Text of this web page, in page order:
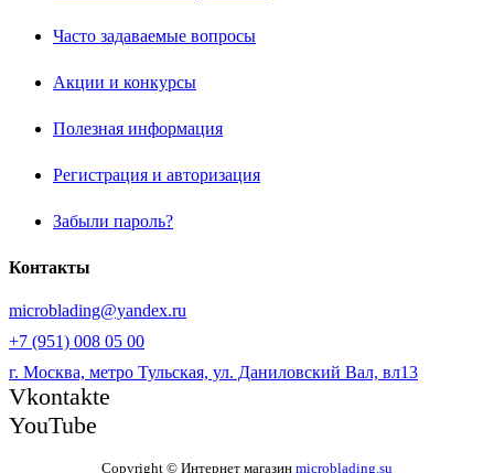
Часто задаваемые вопросы
Акции и конкурсы
Полезная информация
Регистрация и авторизация
Забыли пароль?
Контакты
microblading@yandex.ru
+7 (951) 008 05 00
г. Москва, метро Тульская, ул. Даниловский Вал, вл13
Vkontakte
YouTube
Copyright © Интернет магазин microblading.su